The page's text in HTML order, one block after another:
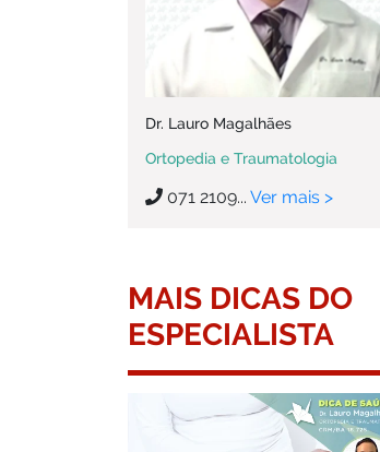
Dr. Lauro Magalhães
Ortopedia e Traumatologia
071 2109... Ver mais >
MAIS DICAS DO
ESPECIALISTA